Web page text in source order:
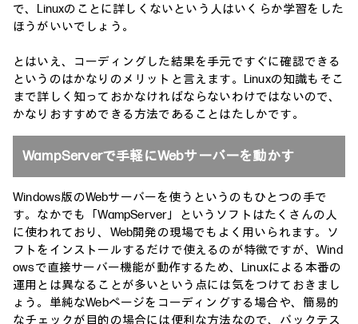
で、Linuxのことに詳しくないという人はいくらか学習をした
ほうがいいでしょう。
とはいえ、コーディングした結果を手元ですぐに確認できる
というのはかなりのメリットと言えます。Linuxの知識もそこ
まで詳しく知っておかなければならないわけではないので、
かなりおすすめできる方法であることはたしかです。
WampServerで手軽にWebサーバーを動かす
Windows版のWebサーバーを使うというのもひとつの手で
す。なかでも「WampServer」というソフトはたくさんの人
に使われており、Web開発の現場でもよく用いられます。ソ
フトをインストールするだけで使えるのが特徴ですが、Wind
owsで直接サーバー機能が動作するため、Linuxによる本番の
運用とは異なることが多いという点には気をつけておきまし
ょう。単純なWebページをコーディングする場合や、簡易的
なチェックが目的の場合には便利な方法なので、バックテス